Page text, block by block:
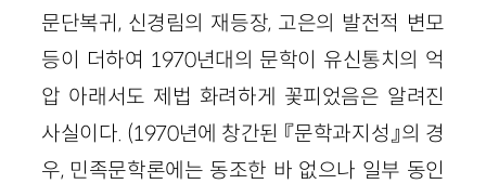
문단복귀, 신경림의 재등장, 고은의 발전적 변모
등이 더하여 1970년대의 문학이 유신통치의 억
압 아래서도 제법 화려하게 꽃피었음은 알려진
사실이다. (1970년에 창간된 『문학과지성』의 경
우, 민족문학론에는 동조한 바 없으나 일부 동인